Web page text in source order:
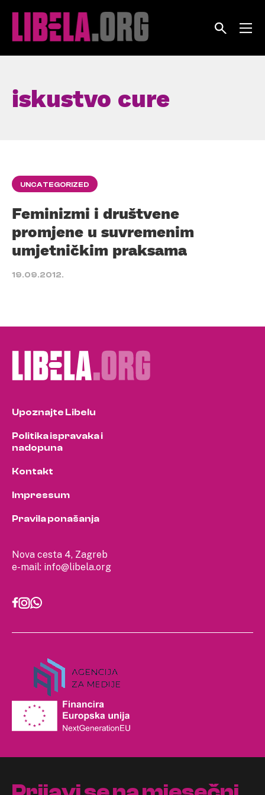
iskustvo cure
UNCATEGORIZED
Feminizmi i društvene
promjene u suvremenim
umjetničkim praksama
19.09.2012.
Nova cesta 4, Zagreb
e-mail: info@libela.org
Upoznajte Libelu
Politika ispravaka i
nadopuna
Kontakt
Impressum
Pravila ponašanja